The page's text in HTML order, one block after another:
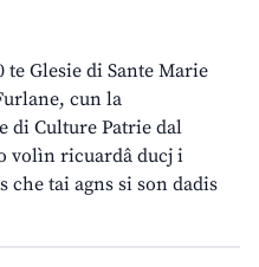
Glesie di Sante Marie
cun la
di Culture Patrie dal
volìn ricuardâ ducj i
che tai agns si son dadis